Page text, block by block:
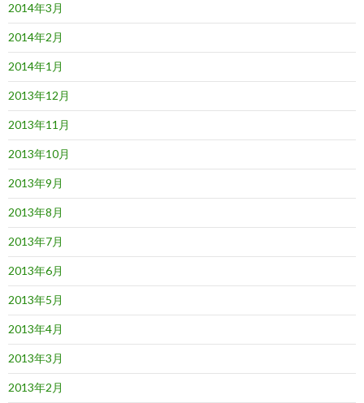
2014年3月
2014年2月
2014年1月
2013年12月
2013年11月
2013年10月
2013年9月
2013年8月
2013年7月
2013年6月
2013年5月
2013年4月
2013年3月
2013年2月